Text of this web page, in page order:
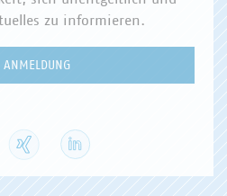
zu informieren.
ANMELDUNG